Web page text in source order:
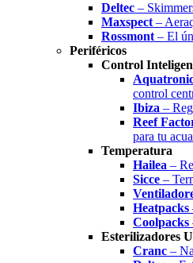
Deltec –
Maxspect –
Rossmont – El
Periféricos
Control
control
Ibiza –
Reef
para tu
Temperatura
Hailea –
Sicce –
Heatpacks
Coolpacks
Esterilizadores
Cranc –